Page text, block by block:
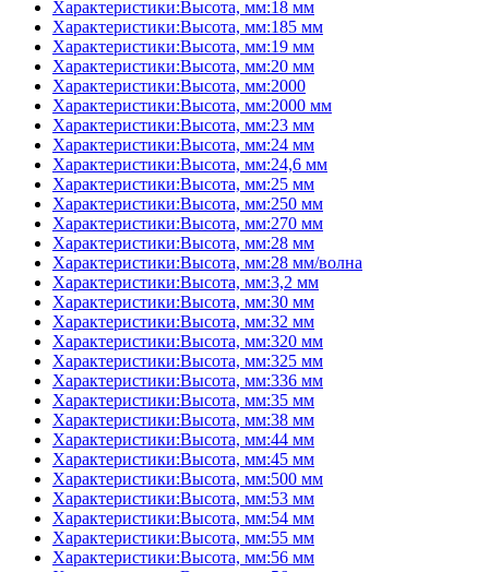
Характеристики:Высота, мм:18 мм
Характеристики:Высота, мм:185 мм
Характеристики:Высота, мм:19 мм
Характеристики:Высота, мм:20 мм
Характеристики:Высота, мм:2000
Характеристики:Высота, мм:2000 мм
Характеристики:Высота, мм:23 мм
Характеристики:Высота, мм:24 мм
Характеристики:Высота, мм:24,6 мм
Характеристики:Высота, мм:25 мм
Характеристики:Высота, мм:250 мм
Характеристики:Высота, мм:270 мм
Характеристики:Высота, мм:28 мм
Характеристики:Высота, мм:28 мм/волна
Характеристики:Высота, мм:3,2 мм
Характеристики:Высота, мм:30 мм
Характеристики:Высота, мм:32 мм
Характеристики:Высота, мм:320 мм
Характеристики:Высота, мм:325 мм
Характеристики:Высота, мм:336 мм
Характеристики:Высота, мм:35 мм
Характеристики:Высота, мм:38 мм
Характеристики:Высота, мм:44 мм
Характеристики:Высота, мм:45 мм
Характеристики:Высота, мм:500 мм
Характеристики:Высота, мм:53 мм
Характеристики:Высота, мм:54 мм
Характеристики:Высота, мм:55 мм
Характеристики:Высота, мм:56 мм